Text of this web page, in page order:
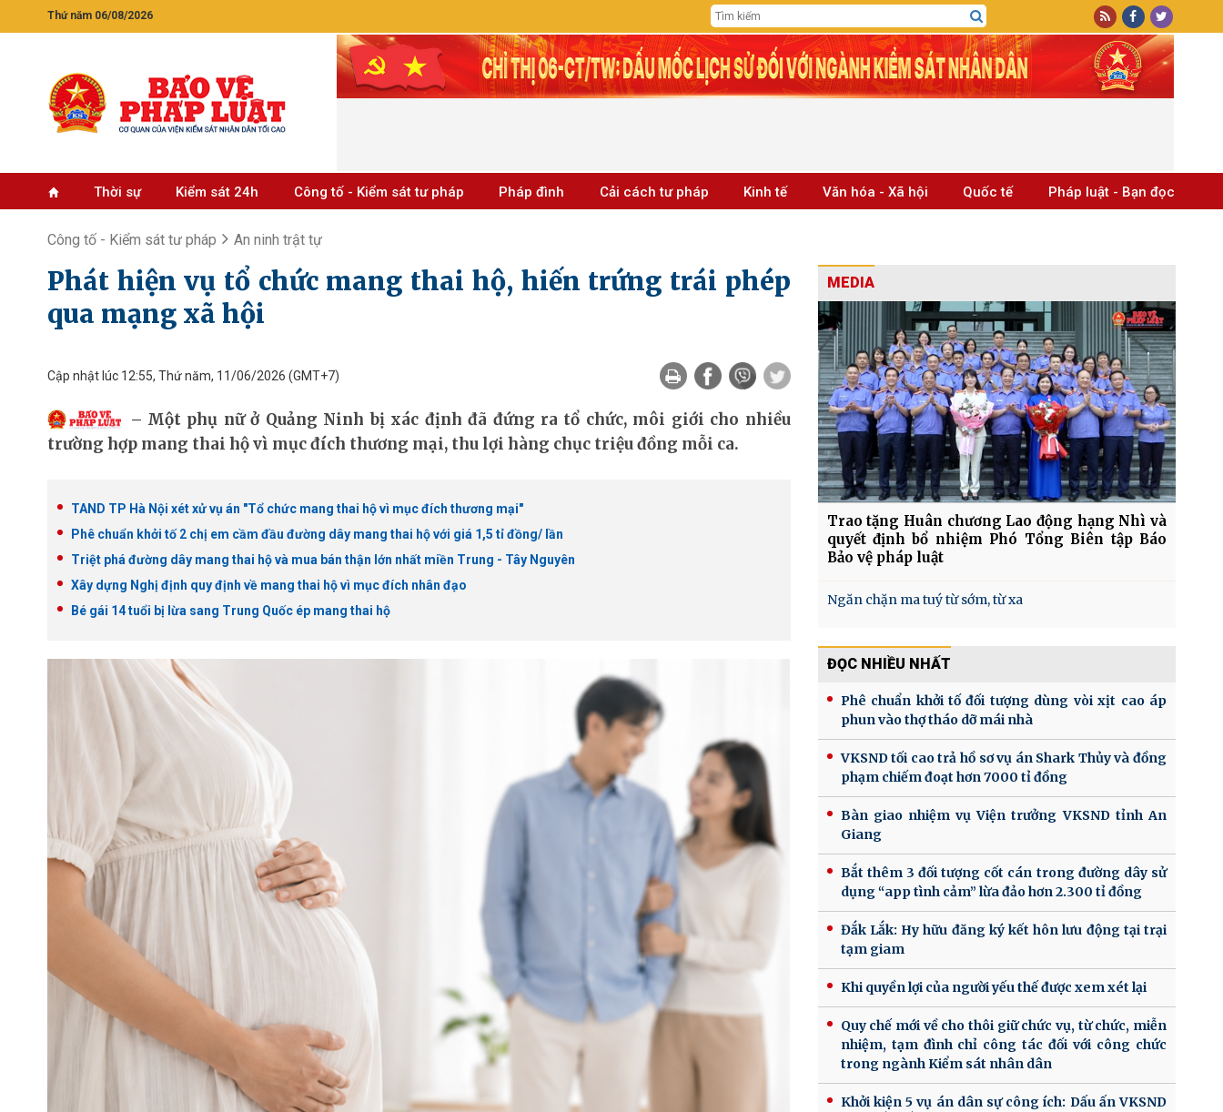
Thứ năm 06/08/2026
Thời sự Kiểm sát 24h Công tố - Kiểm sát tư pháp Pháp đình Cải cách tư pháp Kinh tế Văn hóa - Xã hội Quốc tế Pháp luật - Bạn đọc
Công tố - Kiểm sát tư pháp An ninh trật tự
Phát hiện vụ tổ chức mang thai hộ, hiến trứng trái phép
qua mạng xã hội
Cập nhật lúc 12:55, Thứ năm, 11/06/2026 (GMT+7)
Một phụ nữ ở Quảng Ninh bị xác định đã đứng ra tổ chức, môi giới cho nhiều
trường hợp mang thai hộ vì mục đích thương mại, thu lợi hàng chục triệu đồng mỗi ca.
TAND TP Hà Nội xét xử vụ án "Tổ chức mang thai hộ vì mục đích thương mại"
Phê chuẩn khởi tố 2 chị em cầm đầu đường dây mang thai hộ với giá 1,5 tỉ đồng/ lần
Triệt phá đường dây mang thai hộ và mua bán thận lớn nhất miền Trung - Tây Nguyên
Xây dựng Nghị định quy định về mang thai hộ vì mục đích nhân đạo
Bé gái 14 tuổi bị lừa sang Trung Quốc ép mang thai hộ
MEDIA
Trao tặng Huân chương Lao động hạng Nhì và
quyết định bổ nhiệm Phó Tổng Biên tập Báo
Bảo vệ pháp luật
Ngăn chặn ma tuý từ sớm, từ xa
ĐỌC NHIỀU NHẤT
Phê chuẩn khởi tố đối tượng dùng vòi xịt cao áp
phun vào thợ tháo dỡ mái nhà
VKSND tối cao trả hồ sơ vụ án Shark Thủy và đồng
phạm chiếm đoạt hơn 7000 tỉ đồng
Bàn giao nhiệm vụ Viện trưởng VKSND tỉnh An
Giang
Bắt thêm 3 đối tượng cốt cán trong đường dây sử
dụng “app tình cảm” lừa đảo hơn 2.300 tỉ đồng
Đắk Lắk: Hy hữu đăng ký kết hôn lưu động tại trại
tạm giam
Khi quyền lợi của người yếu thế được xem xét lại
Quy chế mới về cho thôi giữ chức vụ, từ chức, miễn
nhiệm, tạm đình chỉ công tác đối với công chức
trong ngành Kiểm sát nhân dân
Khởi kiện 5 vụ án dân sự công ích: Dấu ấn VKSND